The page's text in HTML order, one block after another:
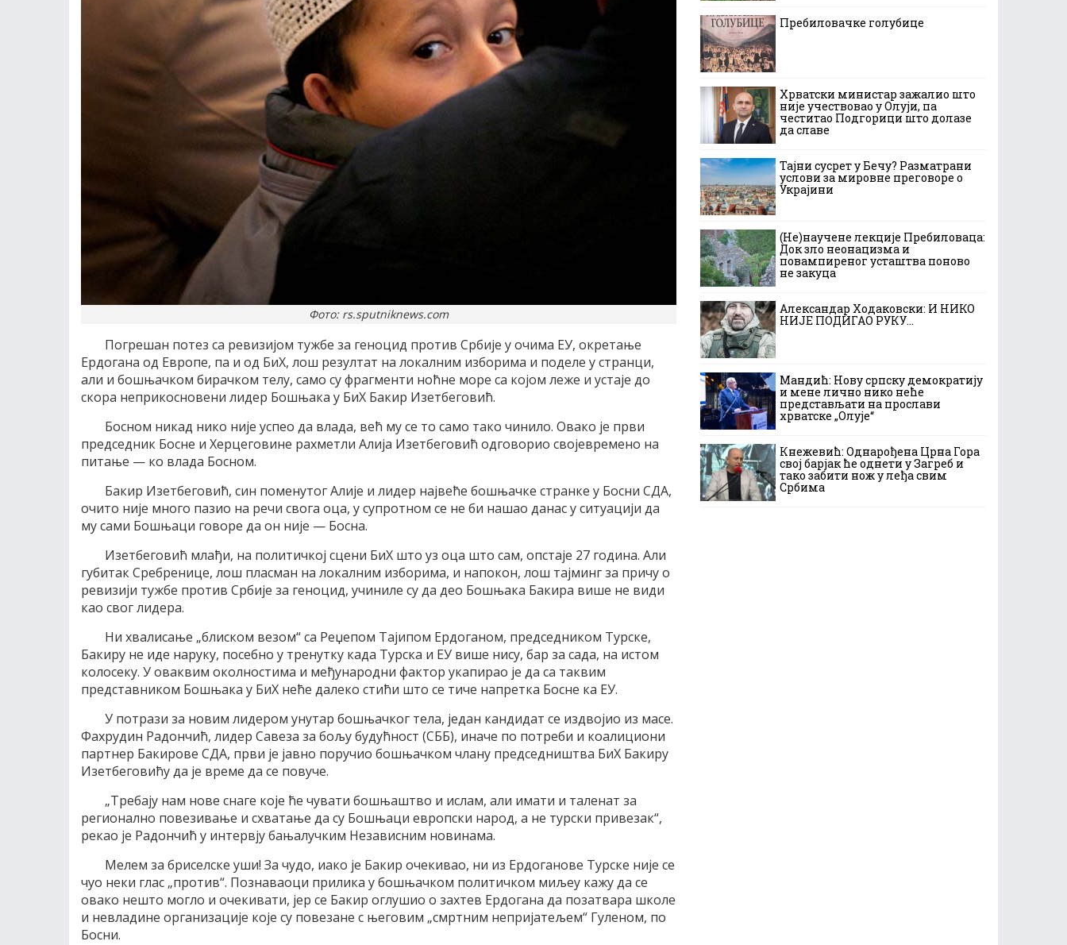
Фото: rs.sputniknews.com
Погрешан потез са ревизијом тужбе за геноцид против Србије у очима ЕУ, окретање
Ердогана од Европе, па и од БиХ, лош резултат на локалним изборима и поделе у странци,
али и бошњачком бирачком телу, само су фрагменти ноћне море са којом леже и устаје до
скора неприкосновени лидер Бошњака у БиХ Бакир Изетбеговић.
Босном никад нико није успео да влада, већ му се то само тако чинило. Овако је први
председник Босне и Херцеговине рахметли Алија Изетбеговић одговорио својевремено на
питање — ко влада Босном.
Бакир Изетбеговић, син поменутог Алије и лидер највеће бошњачке странке у Босни СДА,
очито није много пазио на речи свога оца, у супротном се не би нашао данас у ситуацији да
му сами Бошњаци говоре да он није — Босна.
Изетбеговић млађи, на политичкој сцени БиХ што уз оца што сам, опстаје 27 година. Али
губитак Сребренице, лош пласман на локалним изборима, и напокон, лош тајминг за причу о
ревизији тужбе против Србије за геноцид, учиниле су да део Бошњака Бакира више не види
као свог лидера.
Ни хвалисање „блиском везом“ са Реџепом Тајипом Ердоганом, председником Турске,
Бакиру не иде наруку, посебно у тренутку када Турска и ЕУ више нису, бар за сада, на истом
колосеку. У оваквим околностима и међународни фактор укапирао је да са таквим
представником Бошњака у БиХ неће далеко стићи што се тиче напретка Босне ка ЕУ.
У потрази за новим лидером унутар бошњачког тела, један кандидат се издвојио из масе.
Фахрудин Радончић, лидер Савеза за бољу будућност (СББ), иначе по потреби и коалициони
партнер Бакирове СДА, први је јавно поручио бошњачком члану председништва БиХ Бакиру
Изетбеговићу да је време да се повуче.
„Требају нам нове снаге које ће чувати бошњаштво и ислам, али имати и таленат за
регионално повезивање и схватање да су Бошњаци европски народ, а не турски привезак“,
рекао је Радончић у интервју бањалучким Независним новинама.
Мелем за бриселске уши! За чудо, иако је Бакир очекивао, ни из Ердоганове Турске није се
чуо неки глас „против“. Познаваоци прилика у бошњачком политичком миљеу кажу да се
овако нешто могло и очекивати, јер се Бакир оглушио о захтев Ердогана да позатвара школе
и невладине организације које су повезане с његовим „смртним непријатељем“ Гуленом, по
Босни.
Пребиловачке голубице
Хрватски министар зажалио што
није учествовао у Олуји, па
честитао Подгорици што долазе
да славе
Тајни сусрет у Бечу? Разматрани
услови за мировне преговоре о
Украјини
(Не)научене лекције Пребиловаца:
Док зло неонацизма и
повампиреног усташтва поново
не закуца
Александар Ходаковски: И НИКО
НИЈЕ ПОДИГАО РУКУ…
Мандић: Нову српску демократију
и мене лично нико неће
представљати на прослави
хрватске „Олује“
Кнежевић: Однарођена Црна Гора
свој барјак ће однети у Загреб и
тако забити нож у леђа свим
Србима